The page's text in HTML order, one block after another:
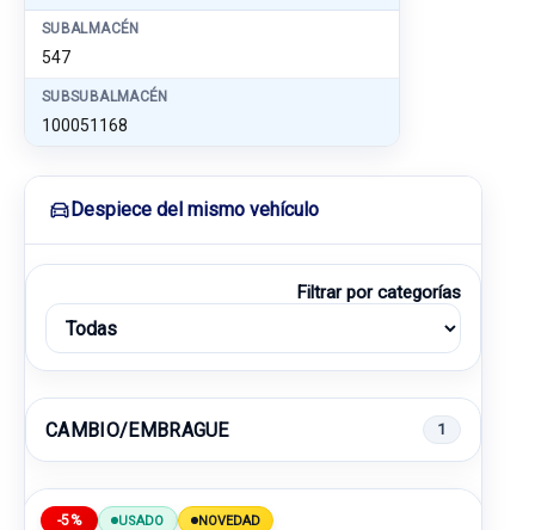
SUBALMACÉN
547
SUBSUBALMACÉN
100051168
Despiece del mismo vehículo
Filtrar por categorías
CAMBIO/EMBRAGUE 1
-5% USADO NOVEDAD